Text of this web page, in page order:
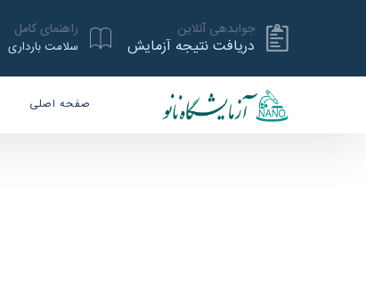
جوابدهی آنلاین
دریافت نتیجه آزمایش
راهنمای کامل
سلامت بارداری
صفحه اصلی